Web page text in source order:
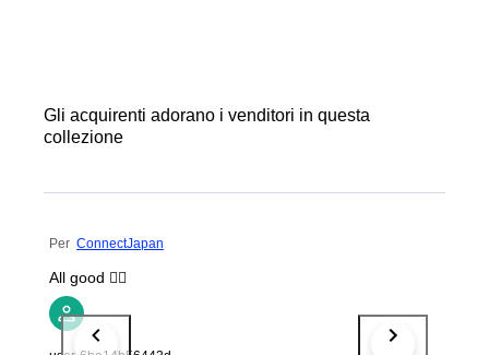
Gli acquirenti adorano i venditori in questa
collezione
Per ConnectJapan
All good 👌🏻